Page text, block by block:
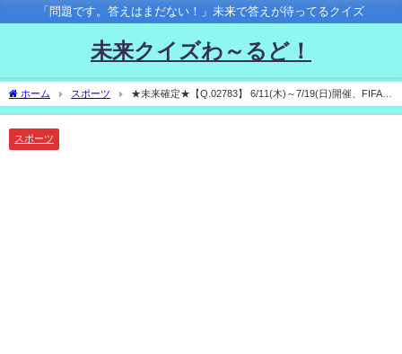
「問題です。答えはまだない！」未来で答えが待ってるクイズ
未来クイズわ～るど！
ホーム スポーツ
★未来確定★【Q.02783】 6/11(木)～7/19(日)開催、FIFAワ
ールドカップ2026。優勝国は？
スポーツ